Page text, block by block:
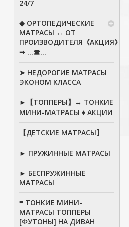
24/7
◆ ОРТОПЕДИЧЕСКИЕ
МАТРАСЫ ↔ ОТ
ПРОИЗВОДИТЕЛЯ《АКЦИЯ》
➟ ...☎...
➤ НЕДОРОГИЕ МАТРАСЫ
ЭКОНОМ КЛАССА
►【ТОППЕРЫ】↔ ТОНКИЕ
МИНИ-МАТРАСЫ ♦ АКЦИИ
【ДЕТСКИЕ МАТРАСЫ】
► ПРУЖИННЫЕ МАТРАСЫ
► БЕСПРУЖИННЫЕ
МАТРАСЫ
≡ ТОНКИЕ МИНИ-
МАТРАСЫ ТОППЕРЫ
[ФУТОНЫ] НА ДИВАН